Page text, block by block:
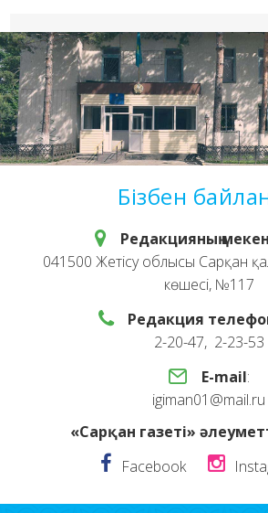
Бізбен
Редакцияның
041500 Жетісу облысы Сарқан
көшесі, №117
Редакция
2-20-47, 2-23-53
E-mail:
igiman01@mail.ru
«Сарқан газеті»
Facebook